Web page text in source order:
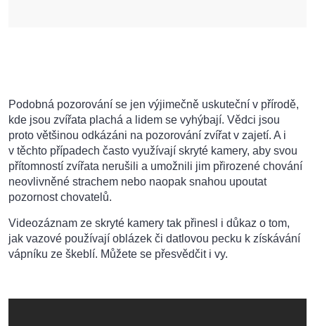
Podobná pozorování se jen výjimečně uskuteční v přírodě,
kde jsou zvířata plachá a lidem se vyhýbají. Vědci jsou
proto většinou odkázáni na pozorování zvířat v zajetí. A i
v těchto případech často využívají skryté kamery, aby svou
přítomností zvířata nerušili a umožnili jim přirozené chování
neovlivněné strachem nebo naopak snahou upoutat
pozornost chovatelů.
Videozáznam ze skryté kamery tak přinesl i důkaz o tom,
jak vazové používají oblázek či datlovou pecku k získávání
vápníku ze škeblí. Můžete se přesvědčit i vy.